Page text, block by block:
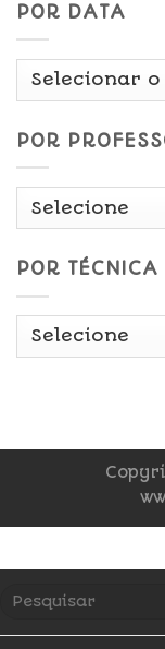
POR DATA
Por
POR
POR TÉCNICA